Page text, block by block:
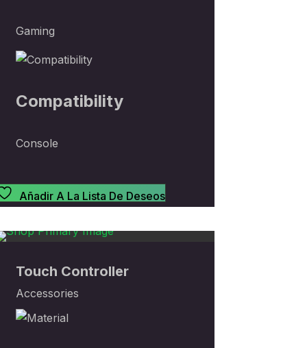
Gaming
Compatibility
Console
Añadir A La Lista De Deseos
Out
Out
Out
Touch Controller
Accessories